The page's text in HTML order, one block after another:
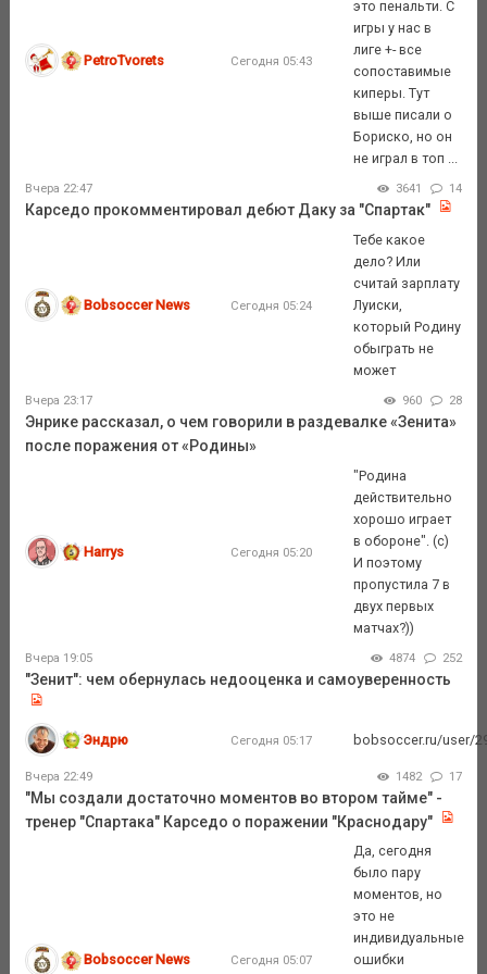
PetroTvorets Сегодня 05:43
это пенальти. С
игры у нас в
лиге +- все
сопоставимые
киперы. Тут
выше писали о
Бориско, но он
не играл в топ ...
Вчера 22:47 3641 14
Карседо прокомментировал дебют Даку за "Спартак"
Bobsoccer News Сегодня 05:24
Тебе какое
дело? Или
считай зарплату
Луиски,
который Родину
обыграть не
может
Вчера 23:17 960 28
Энрике рассказал, о чем говорили в раздевалке «Зенита»
после поражения от «Родины»
Harrys Сегодня 05:20
"Родина
действительно
хорошо играет
в обороне". (с)
И поэтому
пропустила 7 в
двух первых
матчах?))
Вчера 19:05 4874 252
"Зенит": чем обернулась недооценка и самоуверенность
Эндрю Сегодня 05:17 bobsoccer.ru/user/
Вчера 22:49 1482 17
"Мы создали достаточно моментов во втором тайме" -
тренер "Спартака" Карседо о поражении "Краснодару"
Bobsoccer News Сегодня 05:07
Да, сегодня
было пару
моментов, но
это не
индивидуальные
ошибки